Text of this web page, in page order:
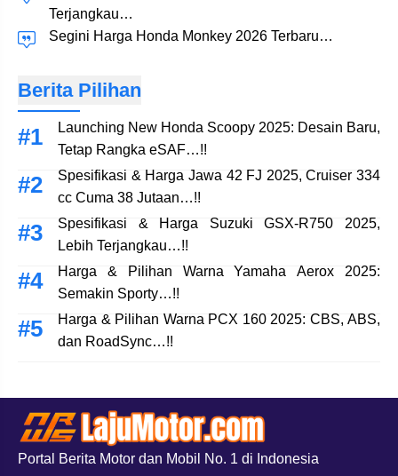
Terjangkau…
Segini Harga Honda Monkey 2026 Terbaru…
Berita Pilihan
Launching New Honda Scoopy 2025: Desain Baru,
Tetap Rangka eSAF…!!
Spesifikasi & Harga Jawa 42 FJ 2025, Cruiser 334
cc Cuma 38 Jutaan…!!
Spesifikasi & Harga Suzuki GSX-R750 2025,
Lebih Terjangkau…!!
Harga & Pilihan Warna Yamaha Aerox 2025:
Semakin Sporty…!!
Harga & Pilihan Warna PCX 160 2025: CBS, ABS,
dan RoadSync…!!
Portal Berita Motor dan Mobil No. 1 di Indonesia